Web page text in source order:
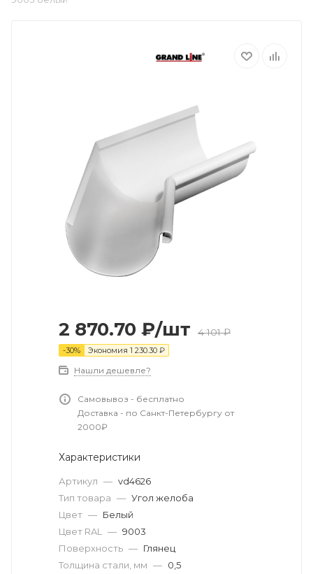
2 870.70 ₽/шт 4 101₽
-30% Экономия 1 230.30 ₽
Нашли дешевле?
Самовывоз - бесплатно
Доставка - по Санкт-Петербургу от
2000₽
Характеристики
Артикул — vd4626
Тип товара — Угол желоба
Цвет — Белый
Цвет RAL
— 9003
Поверхность — Глянец
Толщина стали, мм — 0,5